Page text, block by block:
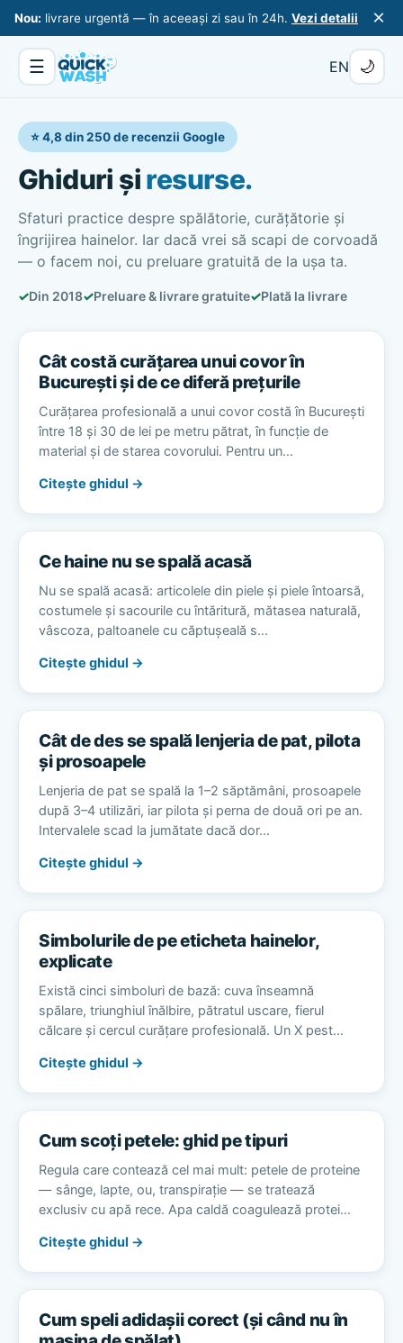
Nou: livrare urgentă — în aceeași zi sau în 24h. Vezi detalii ×
☰ EN 🌙
⭐ 4,8 din 250 de recenzii Google
Ghiduri șiresurse.
Sfaturi practice despre spălătorie, curățătorie și
îngrijirea hainelor. Iar dacă vrei să scapi de corvoadă
— o facem noi, cu preluare gratuită de la ușa ta.
✓Din 2018✓Preluare & livrare gratuite✓Plată la livrare
Cât costă curățarea unui covor în
București și de ce diferă prețurile
Curățarea profesională a unui covor costă în București
între 18 și 30 de lei pe metru pătrat, în funcție de
material și de starea covorului. Pentru un…
Citește ghidul →
Ce haine nu se spală acasă
Nu se spală acasă: articolele din piele și piele întoarsă,
costumele și sacourile cu întăritură, mătasea naturală,
vâscoza, paltoanele cu căptușeală s…
Citește ghidul →
Cât de des se spală lenjeria de pat, pilota
și prosoapele
Lenjeria de pat se spală la 1–2 săptămâni, prosoapele
după 3–4 utilizări, iar pilota și perna de două ori pe an.
Intervalele scad la jumătate dacă dor…
Citește ghidul →
Simbolurile de pe eticheta hainelor,
explicate
Există cinci simboluri de bază: cuva înseamnă
spălare, triunghiul înălbire, pătratul uscare, fierul
călcare și cercul curățare profesională. Un X pest…
Citește ghidul →
Cum scoți petele: ghid pe tipuri
Regula care contează cel mai mult: petele de proteine
— sânge, lapte, ou, transpirație — se tratează
exclusiv cu apă rece. Apa caldă coagulează protei…
Citește ghidul →
Cum speli adidașii corect (și când nu în